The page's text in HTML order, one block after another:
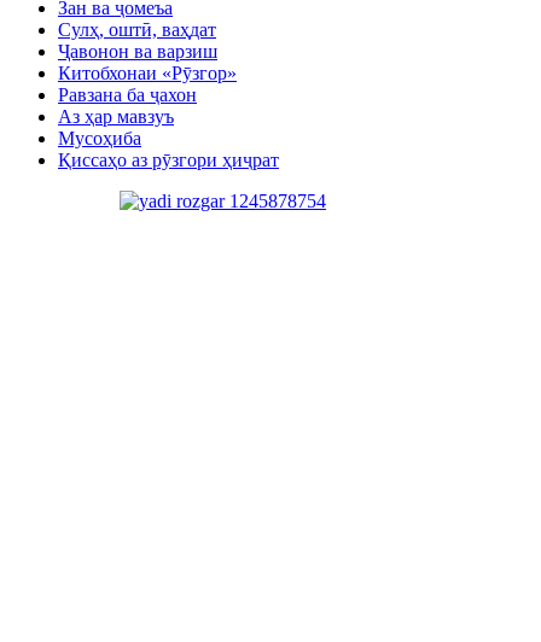
Зан ва ҷомеъа
Сулҳ, оштӣ, ваҳдат
Ҷавонон ва варзиш
Китобхонаи «Рӯзгор»
Равзана ба ҷахон
Аз ҳар мавзуъ
Мусоҳиба
Қиссаҳо аз рӯзгори ҳиҷрат